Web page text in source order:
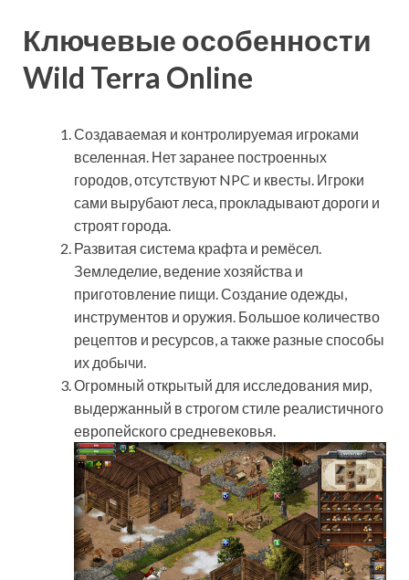
Ключевые особенности
Wild Terra Online
Создаваемая и контролируемая игроками
вселенная. Нет заранее построенных
городов, отсутствуют NPC и квесты. Игроки
сами вырубают леса, прокладывают дороги и
строят города.
Развитая система крафта и ремёсел.
Земледелие, ведение хозяйства и
приготовление пищи. Создание одежды,
инструментов и оружия. Большое количество
рецептов и ресурсов, а также разные способы
их добычи.
Огромный открытый для исследования мир,
выдержанный в строгом стиле реалистичного
европейского средневековья.